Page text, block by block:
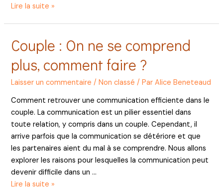
Comment
la
mort
d’un
proche
son
enfant
?
Lire la suite »
Couple : On ne se comprend
plus, comment faire ?
Laisser un commentaire /Non classé / ParAlice Beneteaud
Comment retrouver une communication efficiente dans le
couple. La communication est un pilier essentiel dans
toute relation, y compris dans un couple. Cependant, il
arrive parfois que la communication se détériore et que
les partenaires aient du mal à se comprendre. Nous allons
explorer les raisons pour lesquelles la communication peut
devenir difficile dans un …
Couple :
Lire la suite »